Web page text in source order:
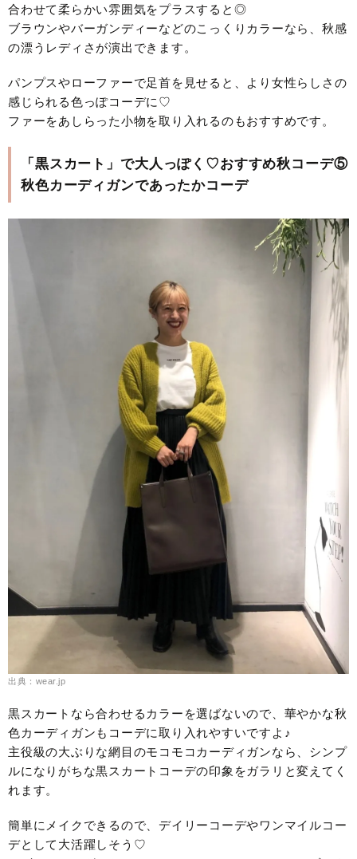
合わせて柔らかい雰囲気をプラスすると◎
ブラウンやバーガンディーなどのこっくりカラーなら、秋感
の漂うレディさが演出できます。
パンプスやローファーで足首を見せると、より女性らしさの
感じられる色っぽコーデに♡
ファーをあしらった小物を取り入れるのもおすすめです。
「黒スカート」で大人っぽく♡おすすめ秋コーデ⑤
秋色カーディガンであったかコーデ
出典：wear.jp
黒スカートなら合わせるカラーを選ばないので、華やかな秋
色カーディガンもコーデに取り入れやすいですよ♪
主役級の大ぶりな網目のモコモコカーディガンなら、シンプ
ルになりがちな黒スカートコーデの印象をガラリと変えてく
れます。
簡単にメイクできるので、デイリーコーデやワンマイルコー
デとして大活躍しそう♡